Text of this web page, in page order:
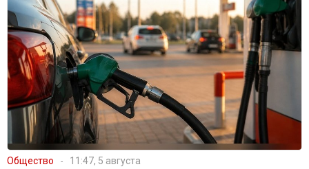
Общество 11:47, 5 августа